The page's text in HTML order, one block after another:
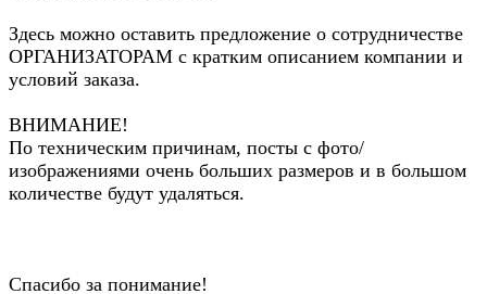
Здесь можно оставить предложение о сотрудничестве
ОРГАНИЗАТОРАМ с кратким описанием компании и
условий заказа.
ВНИМАНИЕ!
По техническим причинам, посты с фото/
изображениями очень больших размеров и в большом
количестве будут удаляться.
Спасибо за понимание!